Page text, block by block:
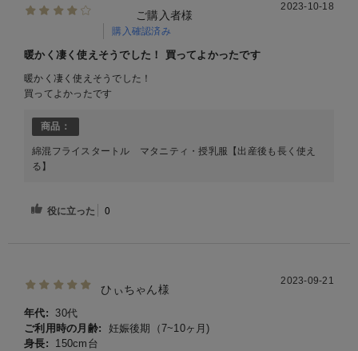
ご購入者様
購入確認済み
2023-10-18
暖かく凄く使えそうでした！ 買ってよかったです
暖かく凄く使えそうでした！
買ってよかったです
商品：
綿混フライスタートル マタニティ・授乳服【出産後も長く使え
る】
役に立った 0
ひぃちゃん様
2023-09-21
年代:
30代
ご利用時の月齢:
妊娠後期（7~10ヶ月)
身長:
150cm台